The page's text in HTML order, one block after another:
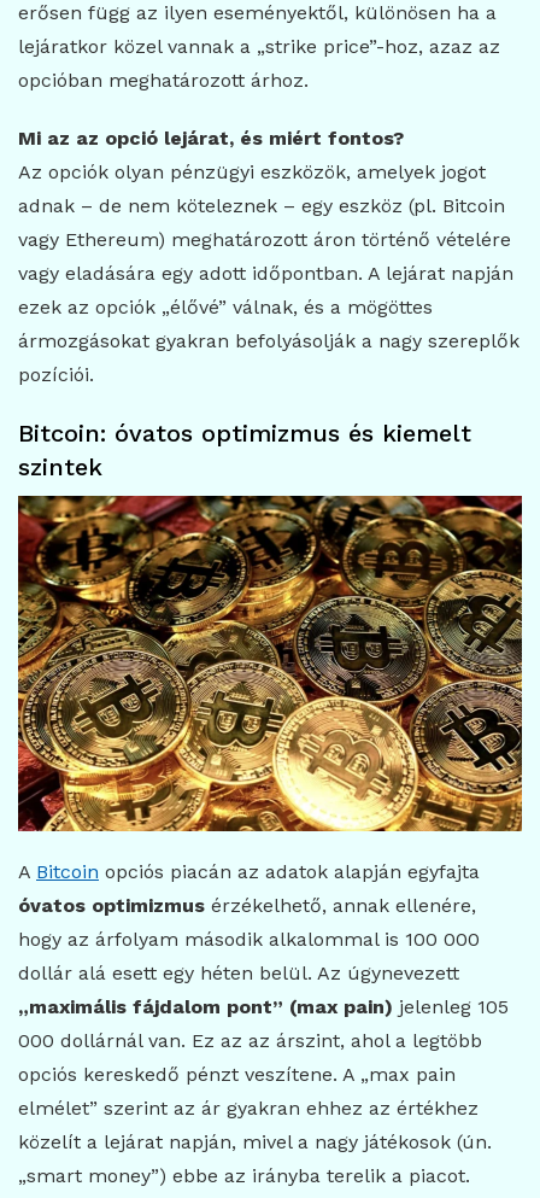
erősen függ az ilyen eseményektől, különösen ha a
lejáratkor közel vannak a „strike price”-hoz, azaz az
opcióban meghatározott árhoz.
Mi az az opció lejárat, és miért fontos?
Az opciók olyan pénzügyi eszközök, amelyek jogot
adnak – de nem köteleznek – egy eszköz (pl. Bitcoin
vagy Ethereum) meghatározott áron történő vételére
vagy eladására egy adott időpontban. A lejárat napján
ezek az opciók „élővé” válnak, és a mögöttes
ármozgásokat gyakran befolyásolják a nagy szereplők
pozíciói.
Bitcoin: óvatos optimizmus és kiemelt
szintek
A Bitcoin opciós piacán az adatok alapján egyfajta
óvatos optimizmus érzékelhető, annak ellenére,
hogy az árfolyam második alkalommal is 100 000
dollár alá esett egy héten belül. Az úgynevezett
„maximális fájdalom pont” (max pain) jelenleg 105
000 dollárnál van. Ez az az árszint, ahol a legtöbb
opciós kereskedő pénzt veszítene. A „max pain
elmélet” szerint az ár gyakran ehhez az értékhez
közelít a lejárat napján, mivel a nagy játékosok (ún.
„smart money”) ebbe az irányba terelik a piacot.